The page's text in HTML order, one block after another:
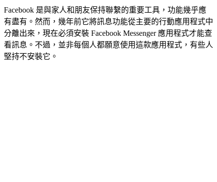
Facebook 是與家人和朋友保持聯繫的重要工具，功能幾乎應
有盡有。然而，幾年前它將訊息功能從主要的行動應用程式中
分離出來，現在必須安裝 Facebook Messenger 應用程式才能查
看訊息。不過，並非每個人都願意使用這款應用程式，有些人
堅持不安裝它。